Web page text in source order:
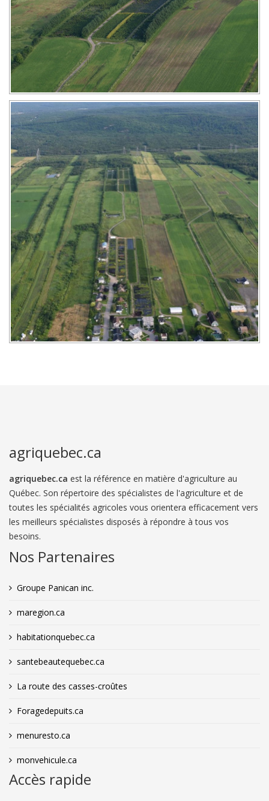
agriquebec.ca
agriquebec.ca est la référence en matière d'agriculture au
Québec. Son répertoire des spécialistes de l'agriculture et de
toutes les spécialités agricoles vous orientera efficacement vers
les meilleurs spécialistes disposés à répondre à tous vos
besoins.
Nos Partenaires
Groupe Panican inc.
maregion.ca
habitationquebec.ca
santebeautequebec.ca
La route des casses-croûtes
Foragedepuits.ca
menuresto.ca
monvehicule.ca
Accès rapide